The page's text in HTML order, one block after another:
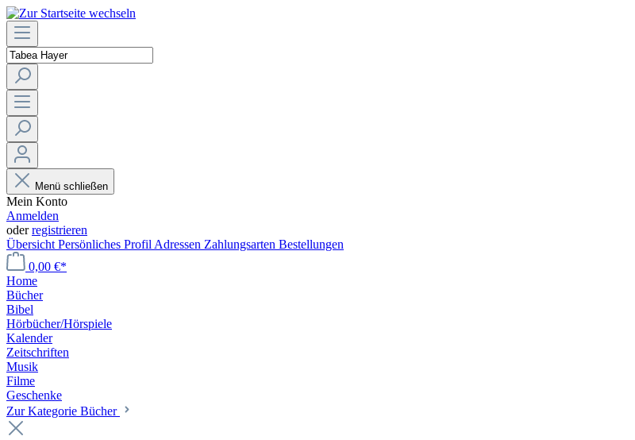
Menü schließen
Mein Konto
Anmelden
oderregistrieren
Übersicht Persönliches Profil Adressen Zahlungsarten Bestellungen
0,00 €*
Home
Bücher
Bibel
Hörbücher/Hörspiele
Kalender
Zeitschriften
Musik
Filme
Geschenke
Zur Kategorie Bücher